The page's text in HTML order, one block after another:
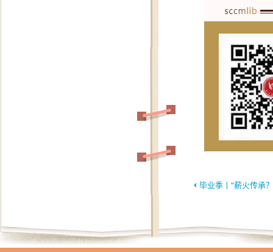
毕业季丨“薪火传承